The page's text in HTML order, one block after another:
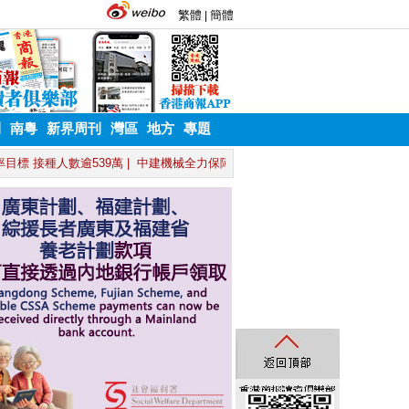
南粵 新界周刊 灣區 地方 專題